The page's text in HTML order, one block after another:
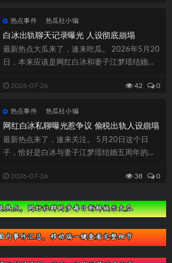
热点事件 热瓜社小编
白冰出轨聊天记录曝光 人设彻底崩塌
最新热点大瓜来了，速来吃瓜。 2026年5月20
日，本来应该是网红白冰和妻子江梦瑶结婚五
2026-07-26 42 0
热点事件 热瓜社小编
网红白冰私聊曝光惹争议 偷税出轨人设崩塌
最新热点来了，速来关注。 5月20日这个日
子，恰好是白冰与妻子江梦瑶结婚五周年的纪
2026-07-26 38 0